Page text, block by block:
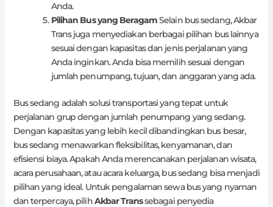
Anda.
Pilihan Bus yang BeragamSelain bus sedang, Akbar
Trans juga menyediakan berbagai pilihan bus lainnya
sesuai dengan kapasitas dan jenis perjalanan yang
Anda inginkan. Anda bisa memilih sesuai dengan
jumlah penumpang, tujuan, dan anggaran yang ada.
Bus sedang adalah solusi transportasi yang tepat untuk
perjalanan grup dengan jumlah penumpang yang sedang.
Dengan kapasitas yang lebih kecil dibandingkan bus besar,
bus sedang menawarkan fleksibilitas, kenyamanan, dan
efisiensi biaya. Apakah Anda merencanakan perjalanan wisata,
acara perusahaan, atau acara keluarga, bus sedang bisa menjadi
pilihan yang ideal. Untuk pengalaman sewa bus yang nyaman
dan terpercaya, pilihAkbar Transsebagai penyedia